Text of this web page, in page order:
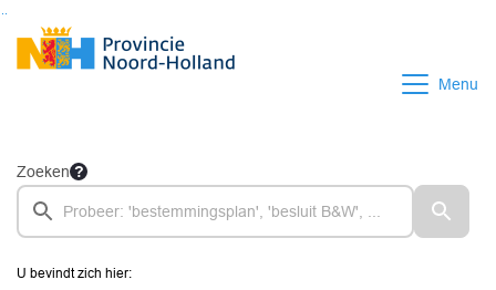
Ga naar de inhoud van deze pagina
Ga naar het zoeken
Ga naar het menu
Menu
Zoeken
U bevindt zich hier: